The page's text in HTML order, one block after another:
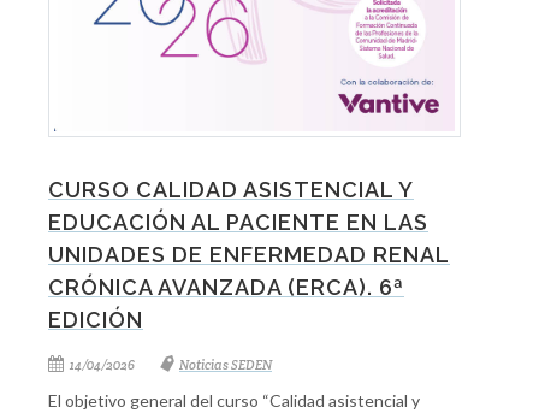
CURSO CALIDAD ASISTENCIAL Y
EDUCACIÓN AL PACIENTE EN LAS
UNIDADES DE ENFERMEDAD RENAL
CRÓNICA AVANZADA (ERCA). 6ª
EDICIÓN
14/04/2026 Noticias SEDEN
El objetivo general del curso “Calidad asistencial y